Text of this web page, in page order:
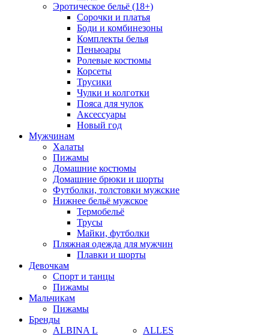
Эротическое бельё (18+)
Сорочки и платья
Боди и комбинезоны
Комплекты белья
Пеньюары
Ролевые костюмы
Корсеты
Трусики
Чулки и колготки
Пояса для чулок
Аксессуары
Новый год
Мужчинам
Халаты
Пижамы
Домашние костюмы
Домашние брюки и шорты
Футболки, толстовки мужские
Нижнее бельё мужское
Термобельё
Трусы
Майки, футболки
Пляжная одежда для мужчин
Плавки и шорты
Девочкам
Спорт и танцы
Пижамы
Мальчикам
Пижамы
Бренды
ALBINA L
ALLES